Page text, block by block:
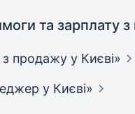
та зарплату
з продажу у Києві»
у Києві»